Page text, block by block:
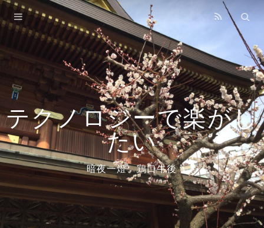
テクノロジーで楽がし
たい
暗夜一燈、鶏口牛後
Home
Archives
Books